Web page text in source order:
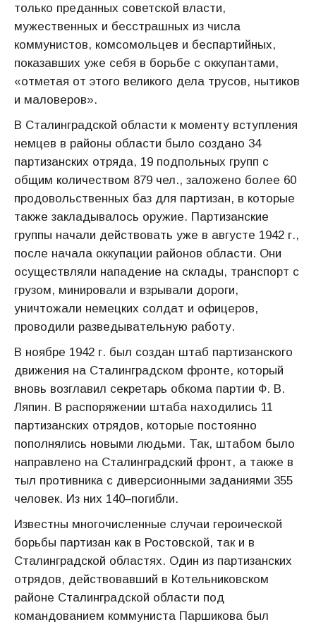
только преданных советской власти,
мужественных и бесстрашных из числа
коммунистов, комсомольцев и беспартийных,
показавших уже себя в борьбе с оккупантами,
«отметая от этого великого дела трусов, нытиков
и маловеров».
В Сталинградской области к моменту вступления
немцев в районы области было создано 34
партизанских отряда, 19 подпольных групп с
общим количеством 879 чел., заложено более 60
продовольственных баз для партизан, в которые
также закладывалось оружие. Партизанские
группы начали действовать уже в августе 1942 г.,
после начала оккупации районов области. Они
осуществляли нападение на склады, транспорт с
грузом, минировали и взрывали дороги,
уничтожали немецких солдат и офицеров,
проводили разведывательную работу.
В ноябре 1942 г. был создан штаб партизанского
движения на Сталинградском фронте, который
вновь возглавил секретарь обкома партии Ф. В.
Ляпин. В распоряжении штаба находились 11
партизанских отрядов, которые постоянно
пополнялись новыми людьми. Так, штабом было
направлено на Сталинградский фронт, а также в
тыл противника с диверсионными заданиями 355
человек. Из них 140–погибли.
Известны многочисленные случаи героической
борьбы партизан как в Ростовской, так и в
Сталинградской областях. Один из партизанских
отрядов, действовавший в Котельниковском
районе Сталинградской области под
командованием коммуниста Паршикова был